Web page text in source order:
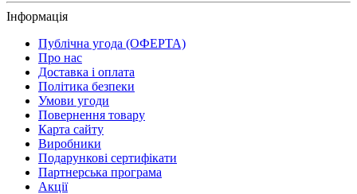
Інформація
Публічна угода (ОФЕРТА)
Про нас
Доставка і оплата
Політика безпеки
Умови угоди
Повернення товару
Карта сайту
Виробники
Подарункові сертифікати
Партнерська програма
Акції